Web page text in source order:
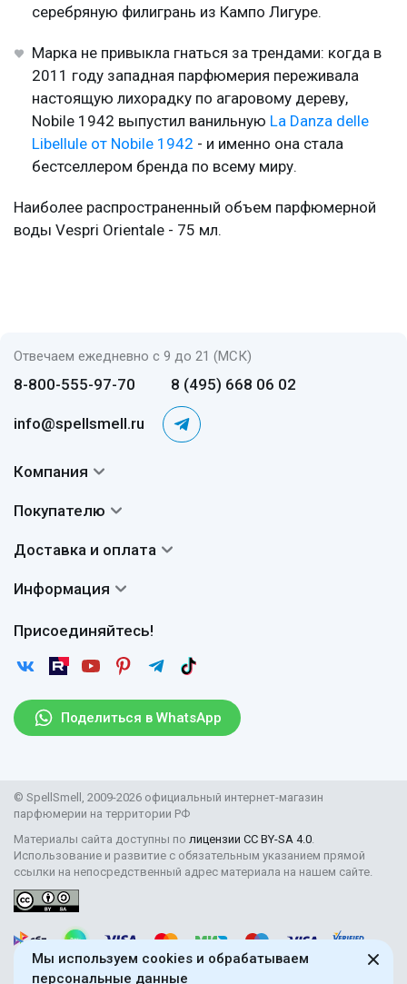
Мы используем cookies и обрабатываем
персональные данные
серебряную филигрань из Кампо Лигуре.
Марка не привыкла гнаться за трендами: когда в
2011 году западная парфюмерия переживала
настоящую лихорадку по агаровому дереву,
Nobile 1942 выпустил ванильную La Danza delle
Libellule от Nobile 1942 - и именно она стала
бестселлером бренда по всему миру.
Наиболее распространенный объем парфюмерной
воды Vespri Orientale - 75 мл.
Отвечаем ежедневно с 9 до 21 (МСК)
8-800-555-97-70 8 (495) 668 06 02
info@spellsmell.ru
Поделиться в WhatsApp
Присоединяйтесь!
Компания
Авторы
Сертификаты
Покупателю
Вопросы и ответы
Отзывы
Рассылка
Доставка и оплата
Доставка
Возврат
Информация
Пользовательское соглашение
Защита персональных данных
Правила продажи товаров (Постановление Правительства
Поставщикам
© SpellSmell, 2009-2026 официальный интернет-магазин
парфюмерии на территории РФ
Материалы сайта доступны по лицензии CC BY-SA 4.0.
Использование и развитие с обязательным указанием прямой
ссылки на непосредственный адрес материала на нашем сайте.